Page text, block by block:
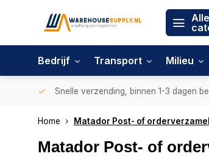
Alle
Bedrijf Transport Milieu
Snelle verzending, binnen 1-3 dagen
Home Matador Post- of
Matador Post- of